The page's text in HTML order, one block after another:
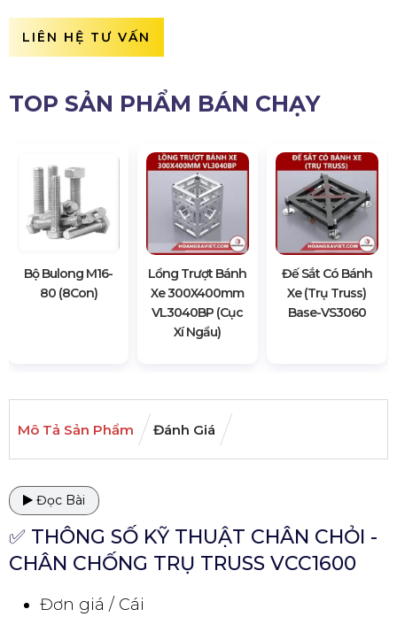
LIÊN HỆ TƯ VẤN
TOP SẢN PHẨM BÁN CHẠY
Bộ Bulong M16-
80 (8Con)
Lồng Trượt Bánh
Xe 300X400mm
VL3040BP (Cục
Xí Ngầu)
Đế Sắt Có Bánh
Xe (Trụ Truss)
Base-VS3060
Mô Tả Sản Phẩm Đánh Giá
Đọc Bài
✅ THÔNG SỐ KỸ THUẬT CHÂN CHỎI -
CHÂN CHỐNG TRỤ TRUSS VCC1600
Đơn giá / Cái